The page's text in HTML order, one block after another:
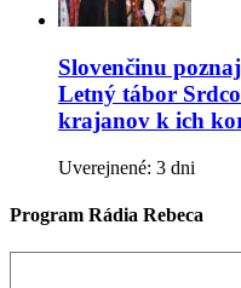
Slovenčinu
Letný tábor
krajanov k ich
Uverejnené: 3 dni
Program Rádia Rebeca